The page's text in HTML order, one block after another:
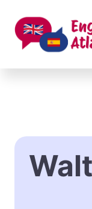
contenido